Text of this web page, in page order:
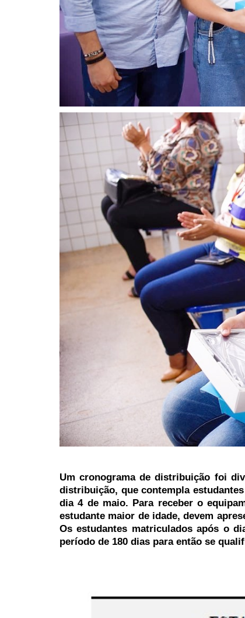
Um cronograma de distribuição foi
distribuição, que contempla
dia 4 de maio. Para receber o
estudante maior de idade, devem
Os estudantes matriculados após o
período de 180 dias para então se